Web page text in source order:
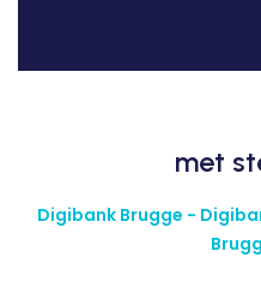
met
Digibank Brugge -